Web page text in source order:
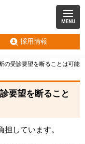
MENU
採用情報
の受診要望を断ることは可能
要望を断ること
しています。